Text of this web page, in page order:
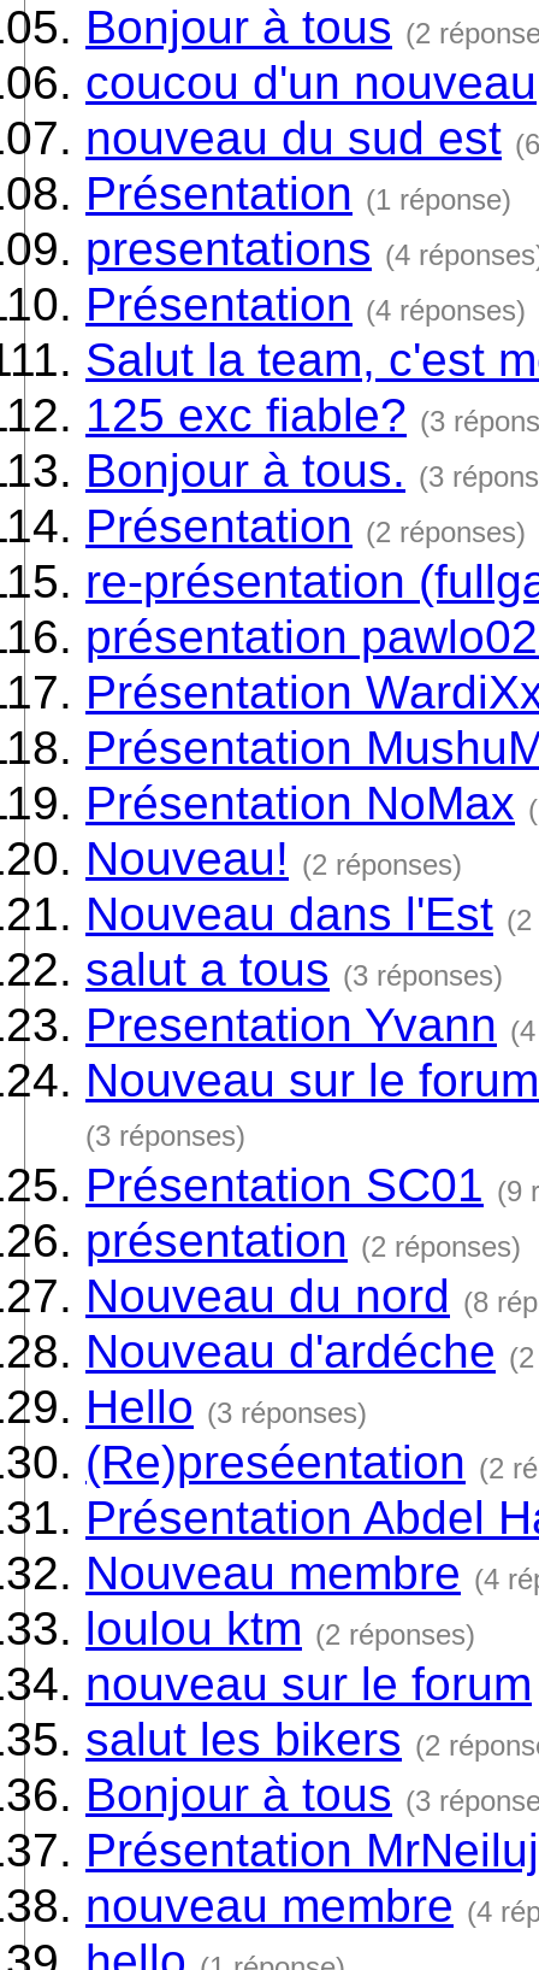
Bonjour à tous (2
coucou d'un nouveau
nouveau du sud est
Présentation (1 réponse)
presentations (4
Présentation (4 réponses)
Salut la team, c'est
125 exc fiable? (3
Bonjour à tous. (3
Présentation (2 réponses)
re-présentation
présentation
Présentation
Présentation
Présentation NoMax
Nouveau! (2 réponses)
Nouveau dans l'Est (2
salut a tous (3 réponses)
Presentation Yvann
Nouveau sur le
(3 réponses)
Présentation SC01 (9
présentation (2 réponses)
Nouveau du nord (8
Nouveau d'ardéche
Hello (3 réponses)
(Re)preséentation (2
Présentation Abdel
Nouveau membre (4
loulou ktm (2 réponses)
nouveau sur le forum
salut les bikers (2
Bonjour à tous (3
Présentation MrNeiluj
nouveau membre (4